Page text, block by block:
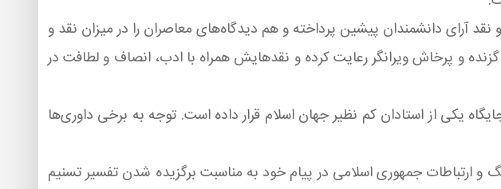
آرای دانشمندان پیشین پرداخته و هم دیدگاه‌های معاصران را در میزان نقد و
و پرخاش ویرانگر رعایت كرده و نقدهایش همراه با ادب، انصاف و لطافت در
یكی از استادان كم نظیر جهان اسلام قرار داده است. توجه به برخی داوری‌ها
ارتباطات جمهوری اسلامی در پیام خود به مناسبت برگزیده شدن تفسیر تسنیم